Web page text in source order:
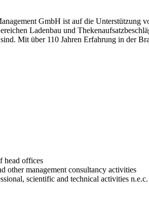
GmbH ist auf die Unterstützung
Ladenbau und
Mit über 110 Jahren Erfahrung in der
head offices
other management consultancy activities
scientific and technical activities n.e.c.